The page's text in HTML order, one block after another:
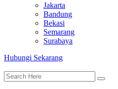
Jakarta
Bandung
Bekasi
Semarang
Surabaya
Hubungi Sekarang